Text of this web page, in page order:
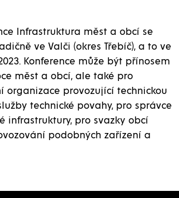
Infrastruktura měst a obcí se
ve Valči (okres Třebíč), a to ve
Konference může být přínosem
měst a obcí, ale také pro
organizace provozující technickou
technické povahy, pro správce
infrastruktury, pro svazky obcí
podobných zařízení a